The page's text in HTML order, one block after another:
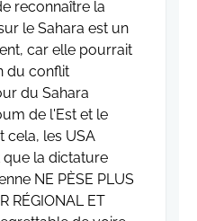
reconnaître la
le Sahara est un
car elle pourrait
du conflit
du Sahara
de l'Est et le
cela, les USA
la dictature
NE PÈSE PLUS
RÉGIONAL ET